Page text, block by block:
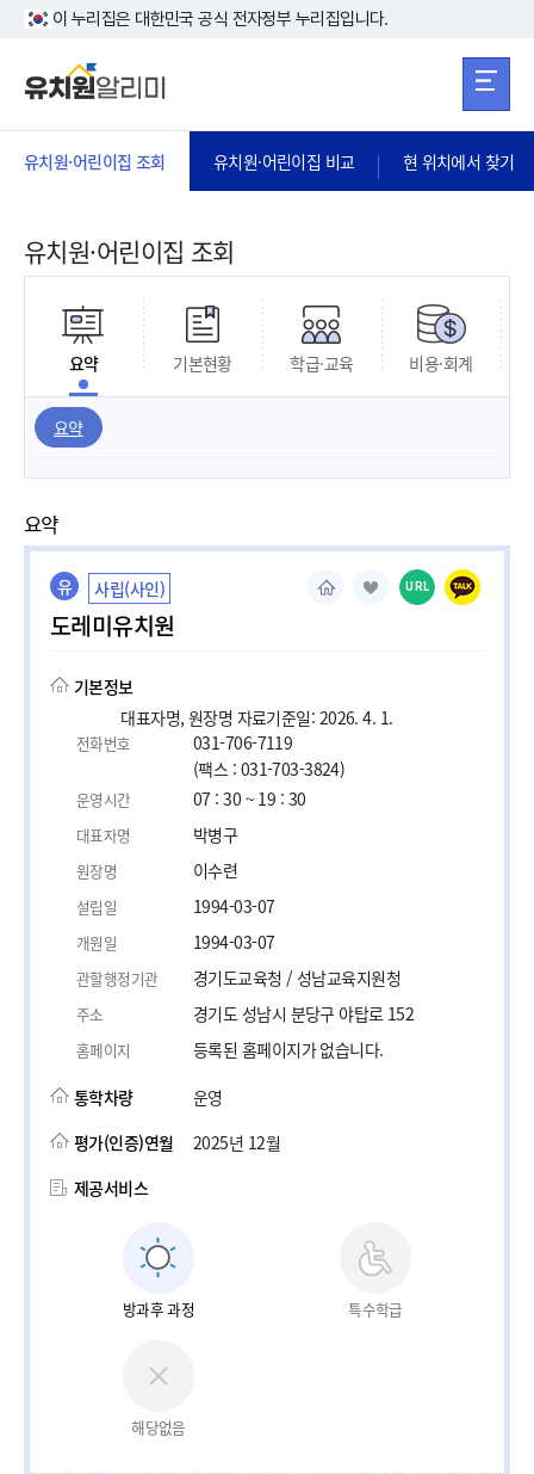
본문 바로가기
이 누리집은 대한민국 공식 전자정부 누리집입니다.
유치원·어린이집 조회 유치원·어린이집 비교 현 위치에서 찾기
유치원·어린이집 조회
요약 기본현황 학급·교육 비용·회계
요약
요약
유 사립(사인)
도레미유치원
URL
기본정보
대표자명, 원장명 자료기준일: 2026. 4. 1.
전화번호
031-706-7119
(팩스 : 031-703-3824)
운영시간 07 : 30 ~ 19 : 30
대표자명 박병구
원장명 이수련
설립일 1994-03-07
개원일 1994-03-07
관할행정기관 경기도교육청 / 성남교육지원청
주소 경기도 성남시 분당구 야탑로 152
홈페이지
등록된 홈페이지가 없습니다.
통학차량
운영
평가(인증)연월
2025년 12월
제공서비스
방과후 과정 특수학급
해당없음